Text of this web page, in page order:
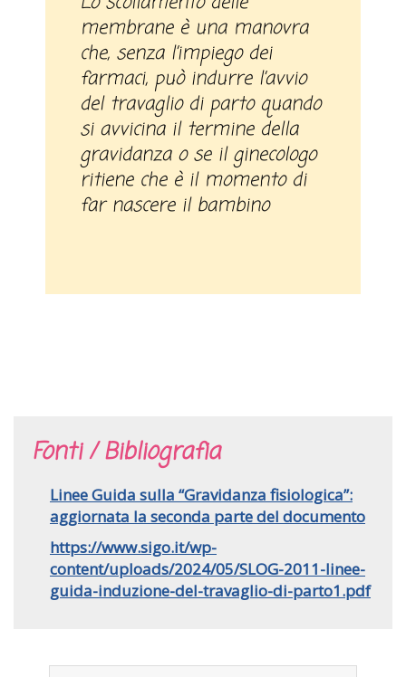
membrane è una manovra
che, senza l’impiego dei
farmaci, può indurre l’avvio
del travaglio di parto quando
si avvicina il termine della
gravidanza o se il ginecologo
ritiene che è il momento di
far nascere il bambino
Fonti / Bibliografia
Linee Guida sulla “Gravidanza fisiologica”:
aggiornata la seconda parte del documento
https://www.sigo.it/wp-
content/uploads/2024/05/SLOG-2011-linee-
guida-induzione-del-travaglio-di-parto1.pdf